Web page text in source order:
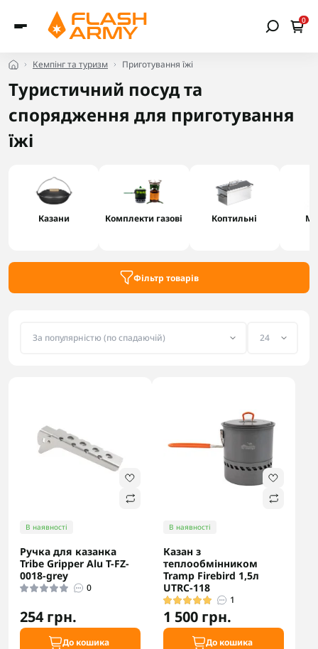
0
Кемпінг та туризм Приготування їжі
Туристичний посуд та
спорядження для приготування
їжі
Казани Комплекти газові Коптильні
Фільтр товарів
В наявності
Ручка для казанка
Tribe Gripper Alu T-FZ-
0018-grey
0
254 грн.
До кошика
В наявності
Казан з
теплообмінником
Tramp Firebird 1,5л
UTRC-118
1
1 500 грн.
До кошика